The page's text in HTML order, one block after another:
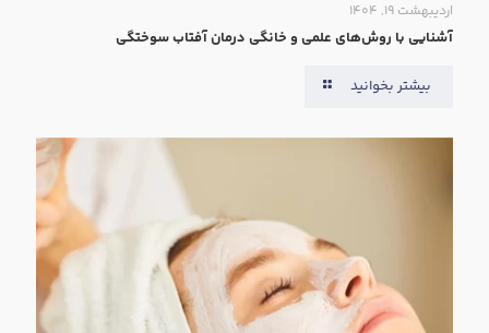
اردیبهشت ۱۹, ۱۴۰۴
آشنایی با روش‌های علمی و خانگی درمان آفتاب سوختگی
بیشتر بخوانید